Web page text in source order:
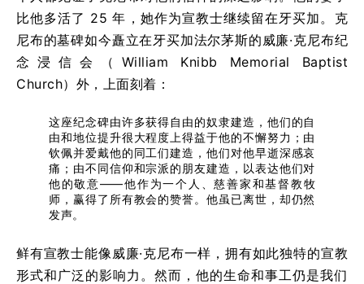
比他多活了 25 年，她作为宣教士继续留在牙买加。克
尼布的墓碑如今矗立在牙买加法尔茅斯的威廉·克尼布纪
念浸信会（William Knibb Memorial Baptist
Church）外，上面刻着：
这座纪念碑由许多获得自由的奴隶建造，他们的自
由和地位提升很大程度上得益于他的不懈努力；由
钦佩并爱戴他的同工们建造，他们对他早逝深感哀
痛；由不同信仰和宗派的朋友建造，以表达他们对
他的敬意——他作为一个人、慈善家和基督教牧
师，赢得了所有教会的赞誉。他虽已离世，却仍然
发声。
鲜有宣教士能像威廉·克尼布一样，拥有如此独特的宣教
形式和广泛的影响力。然而，他的生命和事工仍是我们